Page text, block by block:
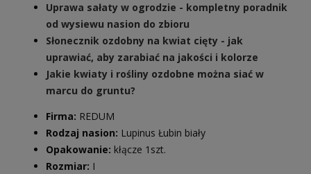
Uprawa sałaty w ogrodzie - kompletny poradnik
od wysiewu nasion do zbioru
Słonecznik ozdobny na kwiat cięty - jak
uprawiać, aby zarabiać na jakości i kolorze
Jakie kwiaty i rośliny ozdobne można siać w
marcu do gruntu?
Firma: REDUM
Rodzaj nasion: Lupinus Łubin biały
Opakowanie: kłącze 1szt.
Rozmiar: I